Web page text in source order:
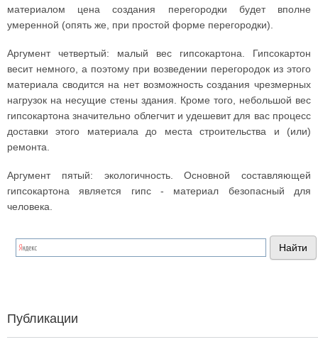
материалом цена создания перегородки будет вполне
умеренной (опять же, при простой форме перегородки).
Аргумент четвертый: малый вес гипсокартона. Гипсокартон
весит немного, а поэтому при возведении перегородок из этого
материала сводится на нет возможность создания чрезмерных
нагрузок на несущие стены здания. Кроме того, небольшой вес
гипсокартона значительно облегчит и удешевит для вас процесс
доставки этого материала до места строительства и (или)
ремонта.
Аргумент пятый: экологичность. Основной составляющей
гипсокартона является гипс - материал безопасный для
человека.
Публикации